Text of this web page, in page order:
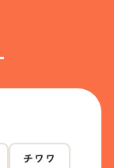
チワワ